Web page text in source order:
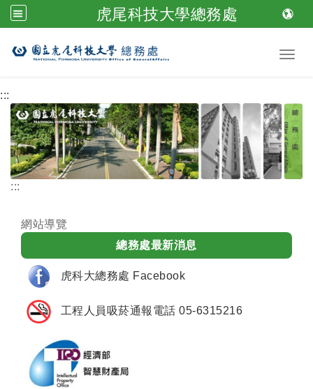
虎尾科技大學總務處
跳到主要內容
:::
:::
網站導覽
總務處最新消息
虎科大總務處 Facebook
工程人員吸菸通報電話 05-6315216